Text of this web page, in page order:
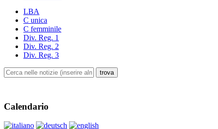
LBA
C unica
C femminile
Div. Reg. 1
Div. Reg. 2
Div. Reg. 3
Calendario